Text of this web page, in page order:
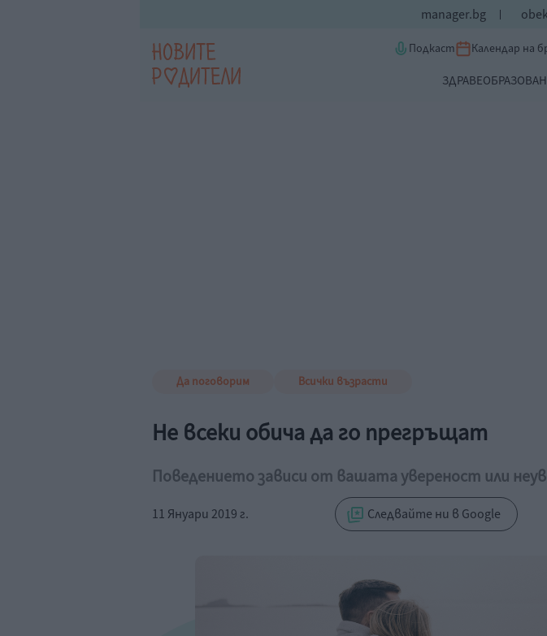
manager.bg
Подкаст Календар на
ЗДРАВЕ
Да поговорим Всички възрасти
Не всеки обича да го прегръщат
Поведението зависи от вашата увереност или
11 Януари 2019 г. Следвайте ни в Google